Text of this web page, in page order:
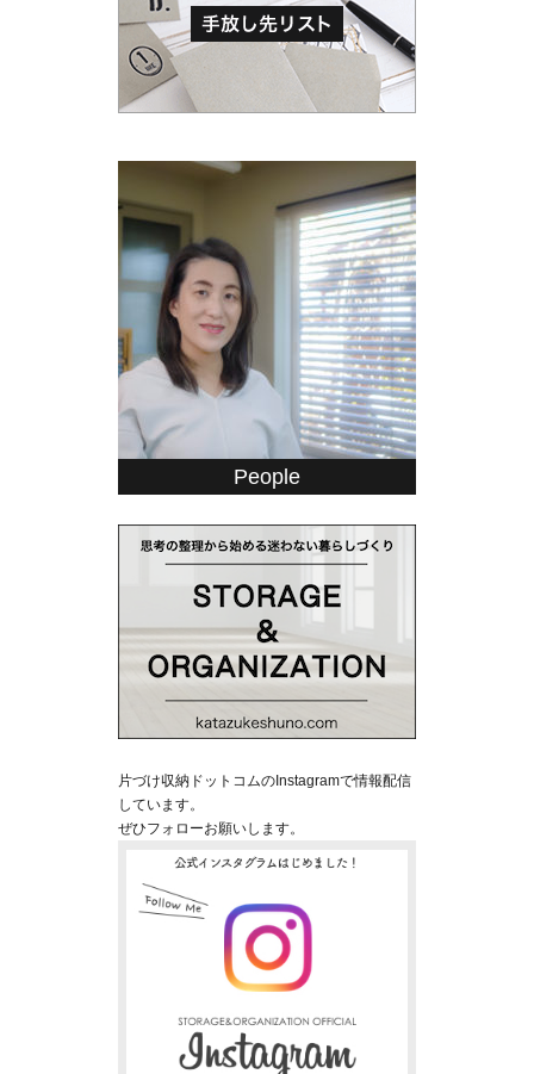
People
片づけ収納ドットコムのInstagramで情報配信
しています。
ぜひフォローお願いします。